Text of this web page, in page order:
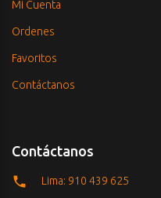
Mi Cuenta
Ordenes
Favoritos
Contáctanos
Contáctanos
Lima: 910 439 625